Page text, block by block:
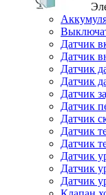
Датчик
Датчик
Датчик
Датчик
Датчик
Датчик
Датчик
Датчик
Датчик
Датчик
Датчик
Датчик